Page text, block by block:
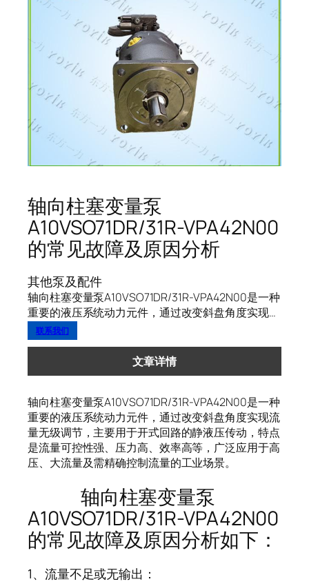
轴向柱塞变量泵
A10VSO71DR/31R-VPA42N00
的常见故障及原因分析
其他泵及配件
轴向柱塞变量泵A10VSO71DR/31R-VPA42N00是一种
重要的液压系统动力元件，通过改变斜盘角度实现…
联系我们
文章详情
轴向柱塞变量泵A10VSO71DR/31R-VPA42N00是一种
重要的液压系统动力元件，通过改变斜盘角度实现流
量无级调节，主要用于开式回路的静液压传动，特点
是流量可控性强、压力高、效率高等，广泛应用于高
压、大流量及需精确控制流量的工业场景。
轴向柱塞变量泵
A10VSO71DR/31R-VPA42N00
的常见故障及原因分析如下：
1、流量不足或无输出：